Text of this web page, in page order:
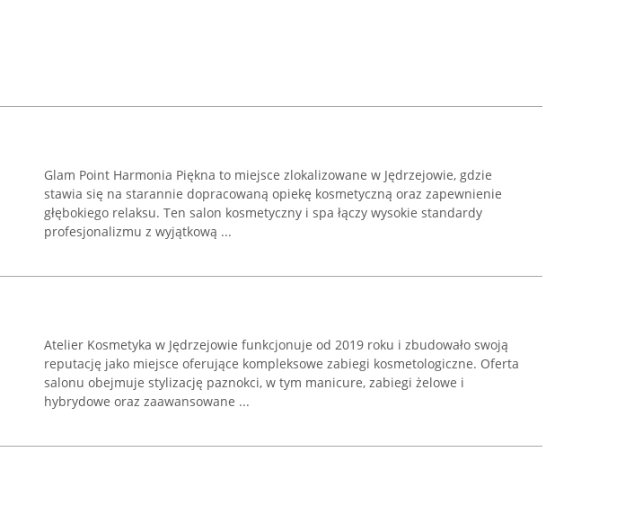
Glam Point Harmonia Piękna to miejsce zlokalizowane w Jędrzejowie, gdzie
stawia się na starannie dopracowaną opiekę kosmetyczną oraz zapewnienie
głębokiego relaksu. Ten salon kosmetyczny i spa łączy wysokie standardy
profesjonalizmu z wyjątkową ...
Atelier Kosmetyka w Jędrzejowie funkcjonuje od 2019 roku i zbudowało swoją
reputację jako miejsce oferujące kompleksowe zabiegi kosmetologiczne. Oferta
salonu obejmuje stylizację paznokci, w tym manicure, zabiegi żelowe i
hybrydowe oraz zaawansowane ...